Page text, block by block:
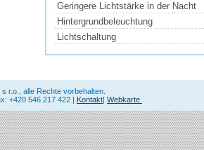
Geringere Lichtstärke in der Nacht
Hintergrundbeleuchtung
Lichtschaltung
r.o., alle Rechte vorbehalten.
+420 546 217 422 | Kontakt| Webkarte